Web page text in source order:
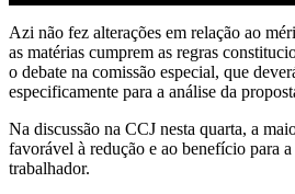
Azi não fez alterações em relação ao
as matérias cumprem as regras
o debate na comissão especial, que
especificamente para a análise da
Na discussão na CCJ nesta quarta, a
favorável à redução e ao benefício para
trabalhador.